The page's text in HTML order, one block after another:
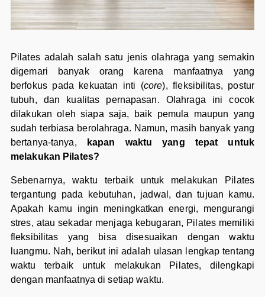
Pilates adalah salah satu jenis olahraga yang semakin
digemari banyak orang karena manfaatnya yang
berfokus pada kekuatan inti (core), fleksibilitas, postur
tubuh, dan kualitas pernapasan. Olahraga ini cocok
dilakukan oleh siapa saja, baik pemula maupun yang
sudah terbiasa berolahraga. Namun, masih banyak yang
bertanya-tanya,
kapan waktu yang tepat untuk
melakukan Pilates?
Sebenarnya, waktu terbaik untuk melakukan Pilates
tergantung pada kebutuhan, jadwal, dan tujuan kamu.
Apakah kamu ingin meningkatkan energi, mengurangi
stres, atau sekadar menjaga kebugaran, Pilates memiliki
fleksibilitas yang bisa disesuaikan dengan waktu
luangmu. Nah, berikut ini adalah ulasan lengkap tentang
waktu terbaik untuk melakukan Pilates, dilengkapi
dengan manfaatnya di setiap waktu.